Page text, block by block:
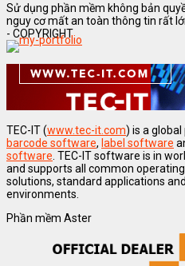
Sử dụng phần mềm không bản
nguy cơ mất an toàn thông tin rất
- COPYRIGHT
TEC-IT (www.tec-it.com) is a
barcode software, label software
software . TEC-IT software is in
and supports all common
solutions, standard applications
environments.
Phần mềm Aster